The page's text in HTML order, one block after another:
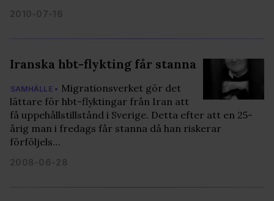
2010-07-16
Iranska hbt-flykting får stanna
SAMHÄLLE • Migrationsverket gör det
lättare för hbt-flyktingar från Iran att
få uppehållstillstånd i Sverige. Detta efter att en 25-
årig man i fredags får stanna då han riskerar
förföljels…
2008-06-28